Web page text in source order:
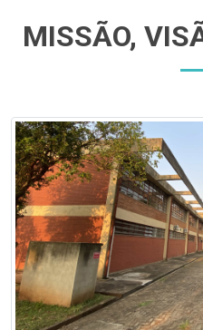
MISSÃO,